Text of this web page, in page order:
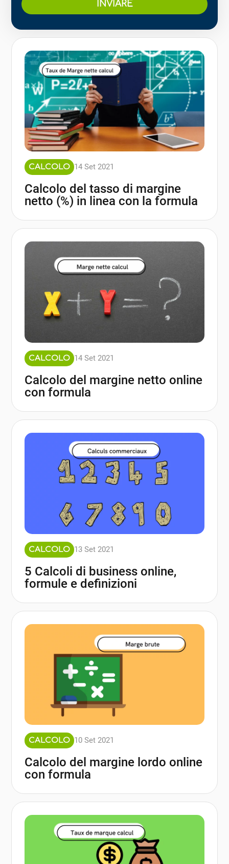
INVIARE
CALCOLO 14 Set 2021
Calcolo del tasso di margine
netto (%) in linea con la formula
CALCOLO 14 Set 2021
Calcolo del margine netto online
con formula
CALCOLO 13 Set 2021
5 Calcoli di business online,
formule e definizioni
CALCOLO 10 Set 2021
Calcolo del margine lordo online
con formula